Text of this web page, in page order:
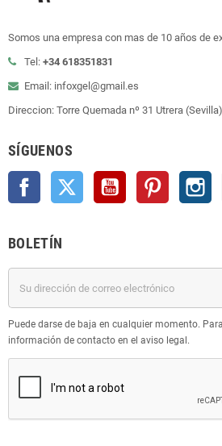
Somos una empresa con mas de 10 años de
Tel: +34 618351831
Email: infoxgel@gmail.es
Direccion: Torre Quemada nº 31 Utrera (Sevilla)
SÍGUENOS
Facebook Twitter YouTube Pinterest
BOLETÍN
Puede darse de baja en cualquier momento.
información de contacto en el aviso legal.